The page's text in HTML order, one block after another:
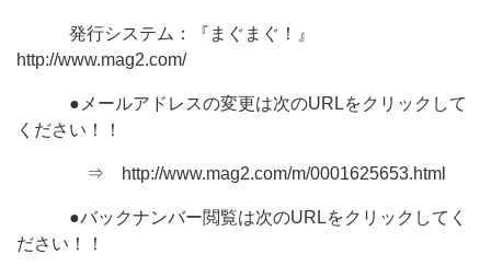
発行システム：『まぐまぐ！』
http://www.mag2.com/
●メールアドレスの変更は次のURLをクリックして
ください！！
⇒ http://www.mag2.com/m/0001625653.html
●バックナンバー閲覧は次のURLをクリックしてく
ださい！！